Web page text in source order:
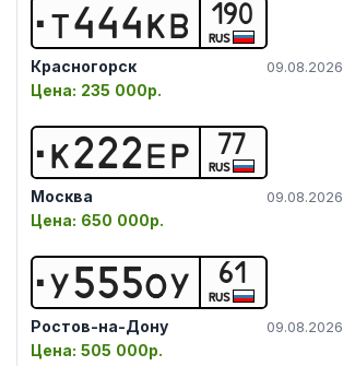
Т444КВ 190
RUS
Красногорск 09.08.2026
Цена: 235 000р.
К222ЕР 77
RUS
Москва 09.08.2026
Цена: 650 000р.
У555ОУ 61
RUS
Ростов-на-Дону 09.08.2026
Цена: 505 000р.